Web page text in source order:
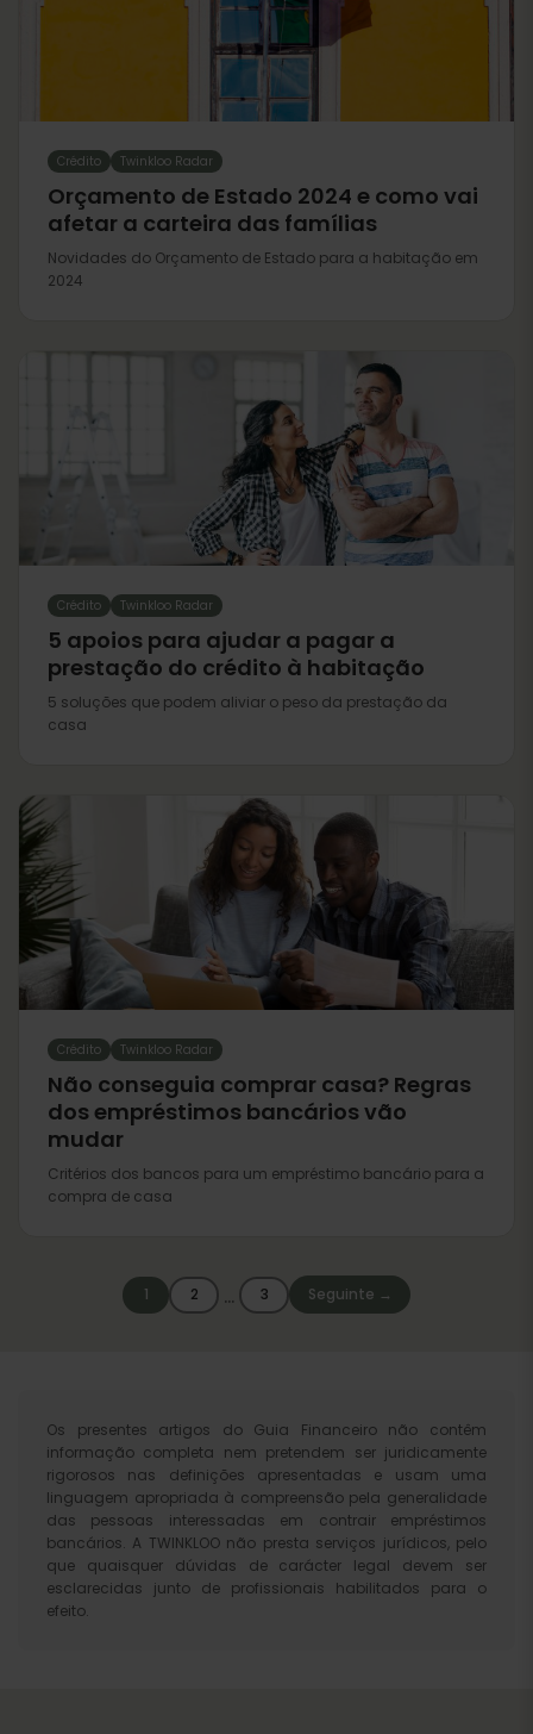
Crédito Twinkloo Radar
Orçamento de Estado 2024 e como vai
afetar a carteira das famílias
Novidades do Orçamento de Estado para a habitação em
2024
Crédito Twinkloo Radar
5 apoios para ajudar a pagar a
prestação do crédito à habitação
5 soluções que podem aliviar o peso da prestação da
casa
Crédito Twinkloo Radar
Não conseguia comprar casa? Regras
dos empréstimos bancários vão
mudar
Critérios dos bancos para um empréstimo bancário para a
compra de casa
1 2 … 3 Seguinte →
Os presentes artigos do Guia Financeiro não contêm
informação completa nem pretendem ser juridicamente
rigorosos nas definições apresentadas e usam uma
linguagem apropriada à compreensão pela generalidade
das pessoas interessadas em contrair empréstimos
bancários. A TWINKLOO não presta serviços jurídicos, pelo
que quaisquer dúvidas de carácter legal devem ser
esclarecidas junto de profissionais habilitados para o
efeito.